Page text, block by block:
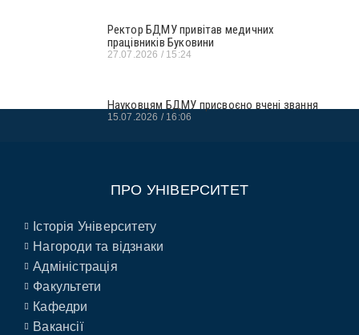
Ректор БДМУ привітав медичних
працівників Буковини
27.07.2026 15:24
Науковцям БДМУ присвоєно вчені звання
15.07.2026 16:06
ПРО УНІВЕРСИТЕТ
Історія Університету
Нагороди та відзнаки
Адміністрація
Факультети
Кафедри
Вакансії